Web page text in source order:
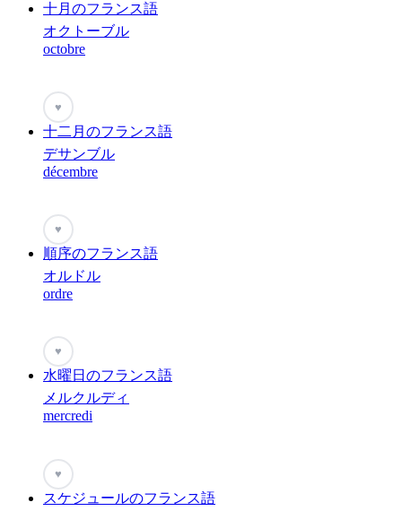
十月のフランス語
オクトーブル
octobre
♥
十二月のフランス語
デサンブル
décembre
♥
順序のフランス語
オルドル
ordre
♥
水曜日のフランス語
メルクルディ
mercredi
♥
スケジュールのフランス語